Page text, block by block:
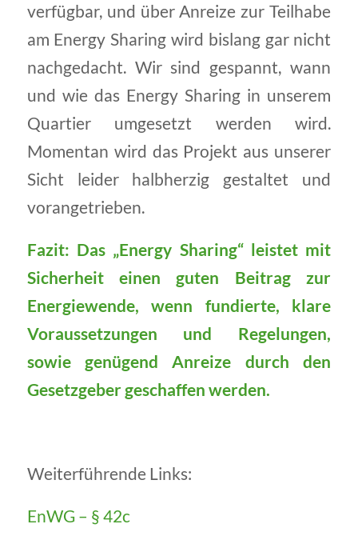
verfügbar, und über Anreize zur Teilhabe
am Energy Sharing wird bislang gar nicht
nachgedacht. Wir sind gespannt, wann
und wie das Energy Sharing in unserem
Quartier umgesetzt werden wird.
Momentan wird das Projekt aus unserer
Sicht leider halbherzig gestaltet und
vorangetrieben.
Fazit: Das „Energy Sharing“ leistet mit
Sicherheit einen guten Beitrag zur
Energiewende, wenn fundierte, klare
Voraussetzungen und Regelungen,
sowie genügend Anreize durch den
Gesetzgeber geschaffen werden.
Weiterführende Links:
EnWG – § 42c